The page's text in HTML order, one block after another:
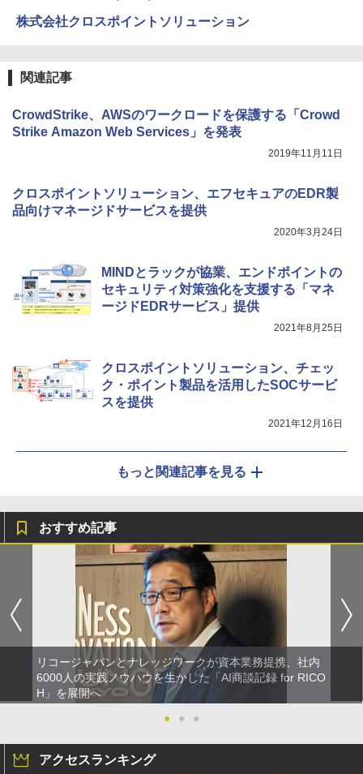
株式会社クロスポイントソリューション
関連記事
CrowdStrike、AWSのワークロードを保護する「Crowd
Strike Amazon Web Services」を発表
2019年11月11日
クロスポイントソリューション、エフセキュアのEDR製
品向けマネージドサービスを提供
2020年3月24日
MINDとラックが協業、エンドポイントの
セキュリティ対策強化を支援する「マネ
ージドEDRサービス」提供
2021年8月25日
クロスポイントソリューション、チェッ
ク・ポイント製品を活用したSOCサービ
スを提供
2021年12月16日
もっと関連記事を見る
おすすめ記事
リコージャパンとナレッジワークが資本業務提携、社内
6000人の実践ノウハウを生かした「AI商談記録 for RICO
H」を展開へ
●
● ●
アクセスランキング